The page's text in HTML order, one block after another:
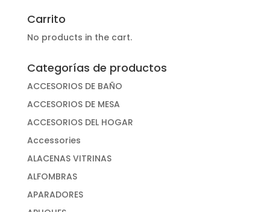
Carrito
No products in the cart.
Categorías de productos
ACCESORIOS DE BAÑO
ACCESORIOS DE MESA
ACCESORIOS DEL HOGAR
Accessories
ALACENAS VITRINAS
ALFOMBRAS
APARADORES